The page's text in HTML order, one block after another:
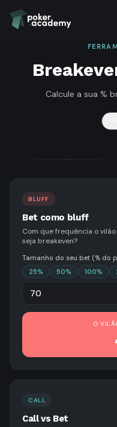
Calcule a sua %
BLUFF
Bet como bluff
Com que frequência o
seja breakeven?
Tamanho do seu bet (% do
25% 50% 100%
O
CALL
Call vs Bet